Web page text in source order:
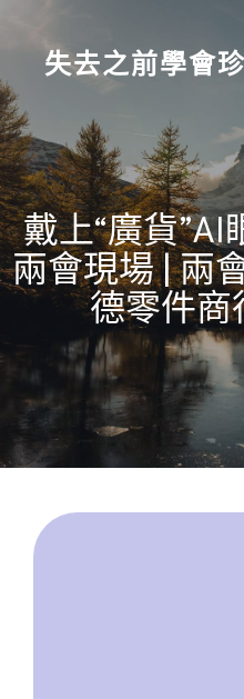
content
失去之前學會
戴上“廣貨
兩會現場 | 兩
德零件